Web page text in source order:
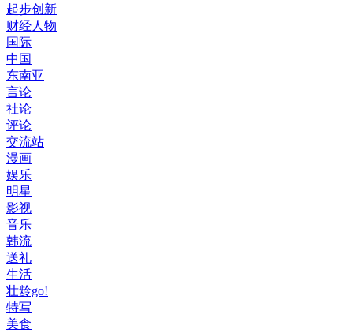
起步创新
财经人物
国际
中国
东南亚
言论
社论
评论
交流站
漫画
娱乐
明星
影视
音乐
韩流
送礼
生活
壮龄go!
特写
美食